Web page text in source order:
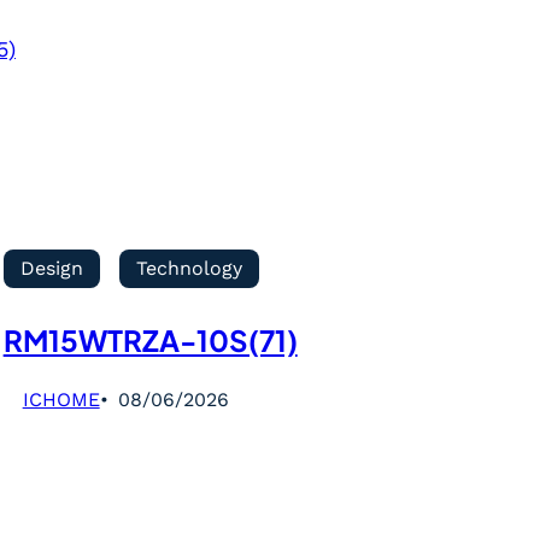
Design Technology
RM15WTRZA-10S(71)
ICHOME 08/06/2026